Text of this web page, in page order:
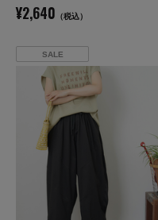
¥2,640 （税込）
SALE